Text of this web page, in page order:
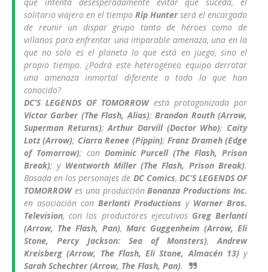
solitario viajero en el tiempo Rip Hunterserá el encargado
de reunir un dispar grupo tanto de héroes como de
villanos para enfrentar una imparable amenaza, una en la
que no solo es el planeta lo que está en juego, sino el
propio tiempo. ¿Podrá este heterogéneo equipo derrotar
una amenaza inmortal diferente a todo lo que han
conocido?
DC’S LEGENDS OF TOMORROWestá protagonizada por
Victor Garber (The Flash, Alias);Brandon Routh (Arrow,
Superman Returns);Arthur Darvill (Doctor Who); Caity
Lotz (Arrow); Ciarra Renee (Pippin);Franz Drameh (Edge
of Tomorrow); con Dominic Purcell (The Flash, Prison
Break); y Wentworth Miller (The Flash, Prison Break).
Basada en los personajes de DC Comics, DC’S LEGENDS OF
TOMORROWes una producciónBonanza Productions Inc.
en asociación con Berlanti Productions y Warner Bros.
Television, con los productores ejecutivos Greg Berlanti
(Arrow, The Flash, Pan), Marc Guggenheim (Arrow, Eli
Stone, Percy Jackson: Sea of Monsters), Andrew
Kreisberg (Arrow, The Flash, Eli Stone, Almacén 13) y
Sarah Schechter (Arrow, The Flash, Pan).